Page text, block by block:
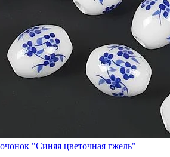
"Синяя цветочная гжель"